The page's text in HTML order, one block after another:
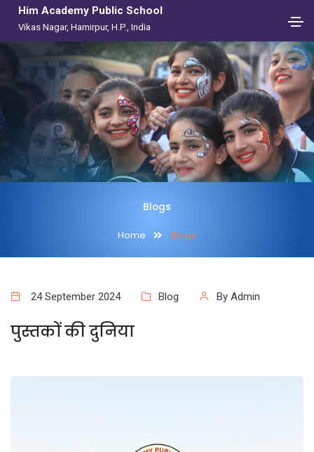
Him Academy Public School
Vikas Nagar, Hamirpur, H.P., India
Blogs
Home Blogs
24 September 2024 Blog By Admin
पुस्तकों की दुनिया